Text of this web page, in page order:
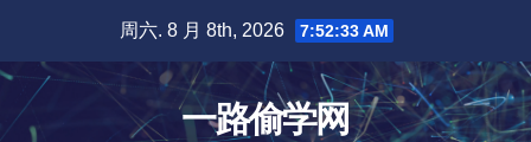
内
容
周六. 8 月 8th, 2026 7:52:34 AM
一路偷学网